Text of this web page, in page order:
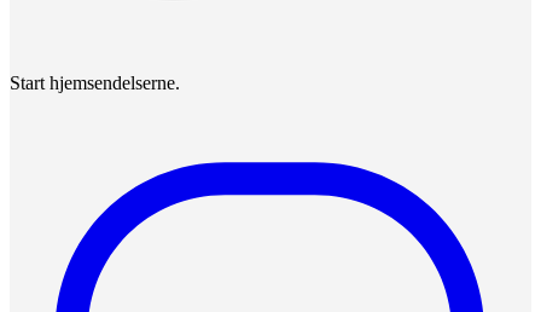
Start hjemsendelserne.